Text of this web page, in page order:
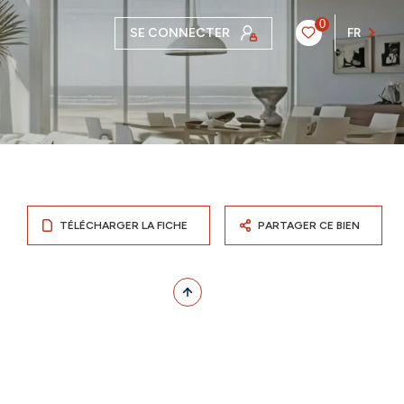
SE CONNECTER
0
FR
TÉLÉCHARGER LA FICHE PARTAGER CE BIEN